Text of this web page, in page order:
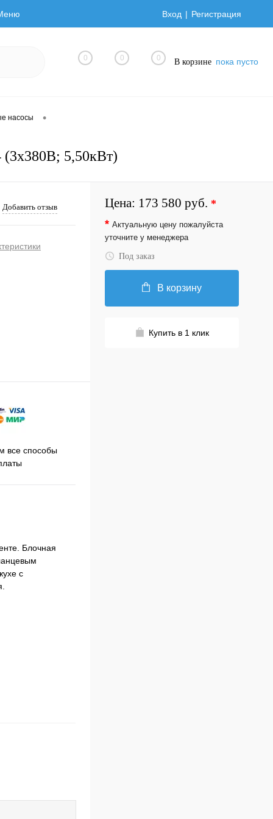
Вход Регистрация
0 0 0 В корзине пока пусто
насосы •
5,50кВт)
Добавить отзыв
все способы
Блочная
с
Цена: 173 580 руб. *
* Актуальную цену пожалуйста
уточните у менеджера
Под заказ
В корзину
Купить в 1 клик